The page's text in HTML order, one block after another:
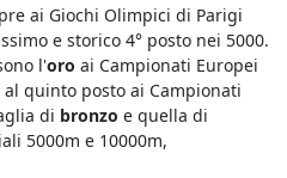
ai Giochi Olimpici di Parigi
e storico 4° posto nei 5000.
l'oro ai Campionati Europei
quinto posto ai Campionati
di bronzo e quella di
5000m e 10000m,